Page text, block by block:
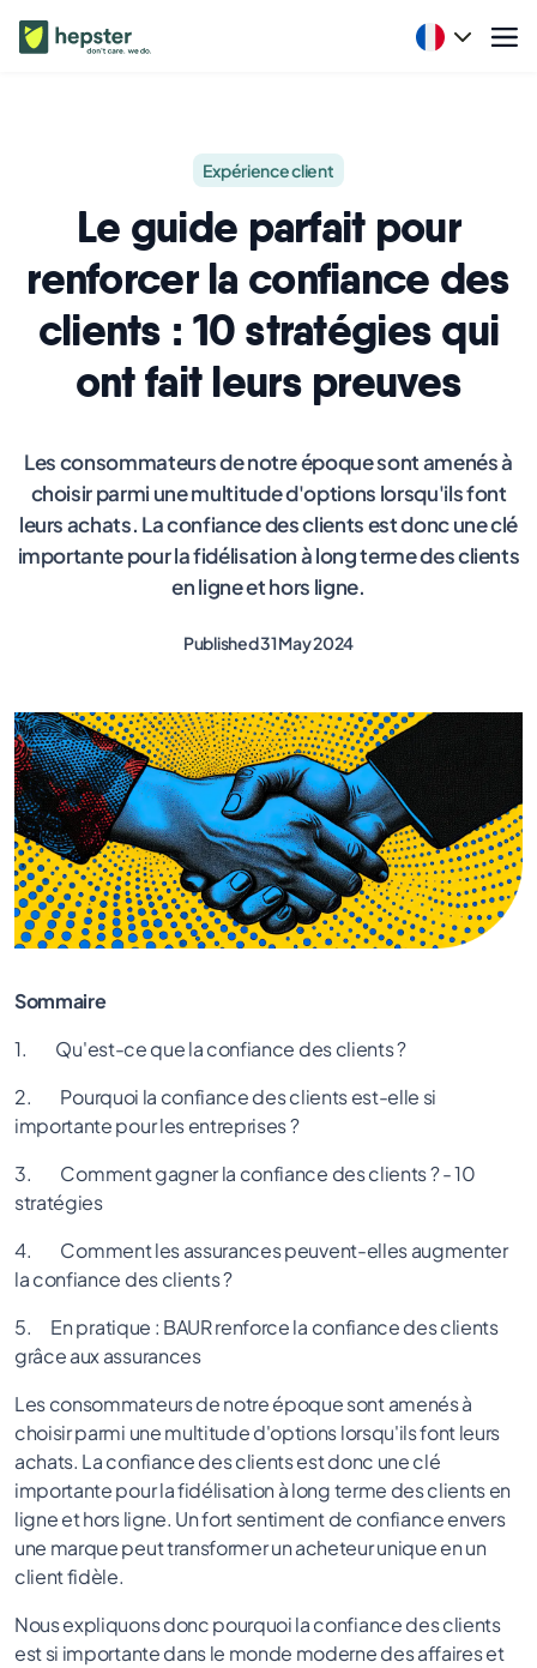
Expérience client
Le guide parfait pour
renforcer la confiance des
clients : 10 stratégies qui
ont fait leurs preuves
Les consommateurs de notre époque sont amenés à
choisir parmi une multitude d'options lorsqu'ils font
leurs achats. La confiance des clients est donc une clé
importante pour la fidélisation à long terme des clients
en ligne et hors ligne.
Published 31 May 2024
Sommaire
1. Qu'est-ce que la confiance des clients ?
2. Pourquoi la confiance des clients est-elle si
importante pour les entreprises ?
3. Comment gagner la confiance des clients ? - 10
stratégies
4. Comment les assurances peuvent-elles augmenter
la confiance des clients ?
5. En pratique : BAUR renforce la confiance des clients
grâce aux assurances
Les consommateurs de notre époque sont amenés à
choisir parmi une multitude d'options lorsqu'ils font leurs
achats. La confiance des clients est donc une clé
importante pour la fidélisation à long terme des clients en
ligne et hors ligne. Un fort sentiment de confiance envers
une marque peut transformer un acheteur unique en un
client fidèle.
Nous expliquons donc pourquoi la confiance des clients
est si importante dans le monde moderne des affaires et